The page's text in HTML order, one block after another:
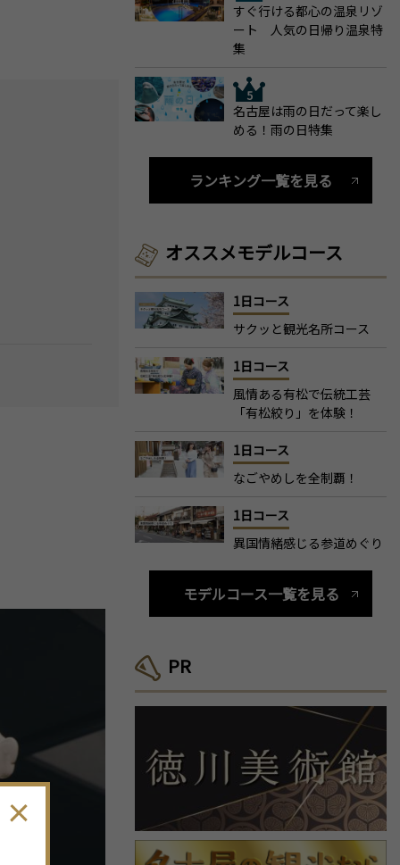
すぐ行ける都心の温泉リゾ
ート 人気の日帰り温泉特
集
名古屋は雨の日だって楽し
める！雨の日特集
ランキング一覧を見る
オススメモデルコース
1日コース
サクッと観光名所コース
1日コース
風情ある有松で伝統工芸
「有松絞り」を体験！
1日コース
なごやめしを全制覇！
1日コース
異国情緒感じる参道めぐり
モデルコース一覧を見る
PR